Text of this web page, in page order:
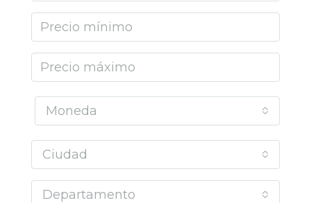
Moneda
Ciudad
Departamento